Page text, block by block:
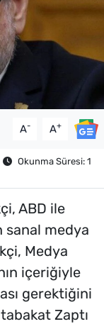
A- A+
Okunma Süresi: 1
ABD ile
sanal medya
Medya
içeriğiyle
gerektiğini
Zaptı